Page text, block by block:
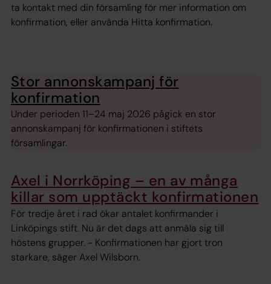
ta kontakt med din församling för mer information om
konfirmation, eller använda Hitta konfirmation.
Stor annonskampanj för
konfirmation
Under perioden 11–24 maj 2026 pågick en stor
annonskampanj för konfirmationen i stiftets
församlingar.
Axel i Norrköping – en av många
killar som upptäckt konfirmationen
För tredje året i rad ökar antalet konfirmander i
Linköpings stift. Nu är det dags att anmäla sig till
höstens grupper. - Konfirmationen har gjort tron
starkare, säger Axel Wilsborn.